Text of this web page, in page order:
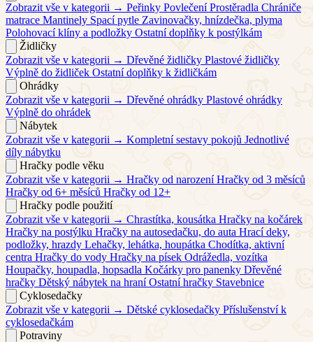
Zobrazit vše v kategorii → Peřinky Povlečení Prostěradla Chrániče
matrace Mantinely Spací pytle Zavinovačky, hnízdečka, plyma
Polohovací klíny a podložky Ostatní doplňky k postýlkám
Židličky
Zobrazit vše v kategorii → Dřevěné židličky Plastové židličky
Výplně do židliček Ostatní doplňky k židličkám
Ohrádky
Zobrazit vše v kategorii → Dřevěné ohrádky Plastové ohrádky
Výplně do ohrádek
Nábytek
Zobrazit vše v kategorii → Kompletní sestavy pokojů Jednotlivé
díly nábytku
Hračky podle věku
Zobrazit vše v kategorii → Hračky od narození Hračky od 3 měsíců
Hračky od 6+ měsíců Hračky od 12+
Hračky podle použití
Zobrazit vše v kategorii → Chrastítka, kousátka Hračky na kočárek
Hračky na postýlku Hračky na autosedačku, do auta Hrací deky,
podložky, hrazdy Lehačky, lehátka, houpátka Chodítka, aktivní
centra Hračky do vody Hračky na písek Odrážedla, vozítka
Houpačky, houpadla, hopsadla Kočárky pro panenky Dřevěné
hračky Dětský nábytek na hraní Ostatní hračky Stavebnice
Cyklosedačky
Zobrazit vše v kategorii → Dětské cyklosedačky Příslušenství k
cyklosedačkám
Potraviny